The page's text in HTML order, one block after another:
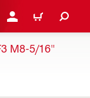
PIESLĒGTIES VAI
IEPIRKŠANĀS
M8-5/16"